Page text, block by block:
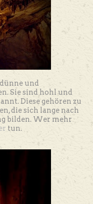
und
Sie sind hohl und
Diese gehören zu
die sich lange nach
bilden. Wer mehr
tun.